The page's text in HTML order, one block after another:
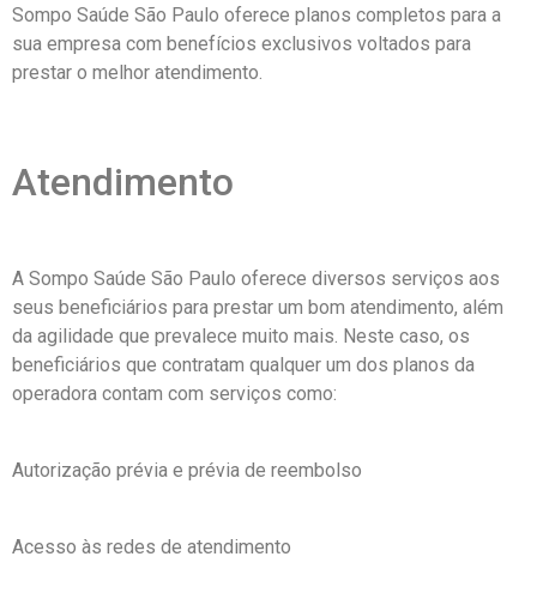
Sompo Saúde São Paulo oferece planos completos para a
sua empresa com benefícios exclusivos voltados para
prestar o melhor atendimento.
Atendimento
A Sompo Saúde São Paulo oferece diversos serviços aos
seus beneficiários para prestar um bom atendimento, além
da agilidade que prevalece muito mais. Neste caso, os
beneficiários que contratam qualquer um dos planos da
operadora contam com serviços como:
Autorização prévia e prévia de reembolso
Acesso às redes de atendimento